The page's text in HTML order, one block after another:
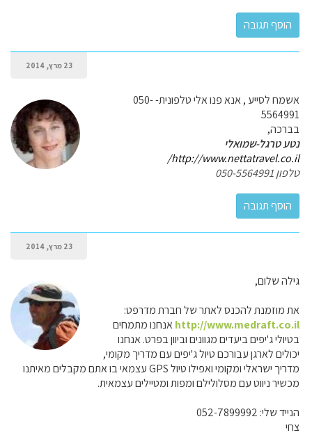
23 מרץ, 2014
אשמח לסייע , אנא פנו אלי טלפונית- 050-
5564991
בברכה,
נטע טרגל-שמואלי
http://www.nettatravel.co.il/
טלפון 050-5564991
23 מרץ, 2014
גילה שלום,
את מוזמנת להכנס לאתר של חברת מדרפט:
http://www.medraft.co.ilאנחנו מתמחים
בטיולי ג'יפים ביעדים מגוונים וביוון בפרט. אנחנו
יכולים לארגן עבורכם טיול ג'יפים עם מדריך מקומי,
מדריך ישראלי ומקומי ואפילו טיול GPS עצמאי בו אתם מקבלים מאיתנו
מכשיר ניווט עם מסלולילם ומפות ומטיילים עצמאית.
הנייד שלי: 052-7899992
צחי